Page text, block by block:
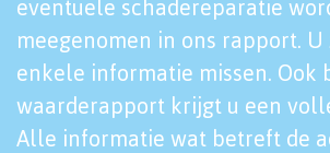
eventuele schadereparatie
meegenomen in ons rapport.
enkele informatie missen. Ook
waarderapport krijgt u een
Alle informatie wat betreft de